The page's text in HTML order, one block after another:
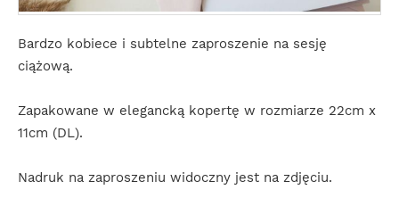
Bardzo kobiece i subtelne zaproszenie na sesję
ciążową.
Zapakowane w elegancką kopertę w rozmiarze 22cm x
11cm (DL).
Nadruk na zaproszeniu widoczny jest na zdjęciu.